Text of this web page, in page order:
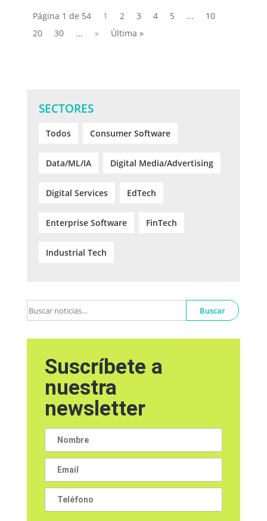
Página 1 de 54 1 2 3 4 5 ...
10
20
30 ... » Última »
SECTORES
Todos Consumer Software
Data/ML/IA Digital Media/Advertising
Digital Services EdTech
Enterprise Software FinTech
Industrial Tech
Buscar
Suscríbete a
nuestra
newsletter